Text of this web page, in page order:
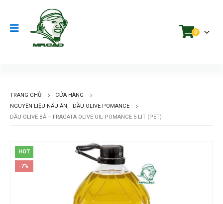
. 0
TRANG CHỦ
CỬA HÀNG
NGUYÊN LIỆU NẤU ĂN,
DẦU OLIVE POMANCE
DẦU OLIVE BẢ – FRAGATA OLIVE OIL POMANCE 5 LIT (PET)
HOT
-7%